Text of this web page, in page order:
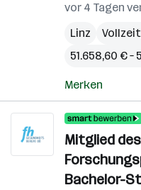
vor 4 Tagen
Linz
51.658,60 € –
Merken
Mitglied
Bachelor-